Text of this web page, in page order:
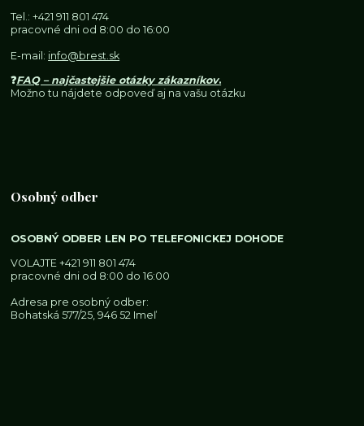
Tel.:+421 911 801 474
pracovné dni od 8:00 do 16:00
E-mail: info@brest.sk
❓FAQ – najčastejšie otázky zákazníkov.
Možno tu nájdete odpoveď aj na vašu otázku
Osobný odber
OSOBNÝ ODBER LEN PO TELEFONICKEJ DOHODE
VOLAJTE+421 911 801 474
pracovné dni od 8:00 do 16:00
Adresa pre osobný odber:
Bohatská 577/25, 946 52 Imeľ